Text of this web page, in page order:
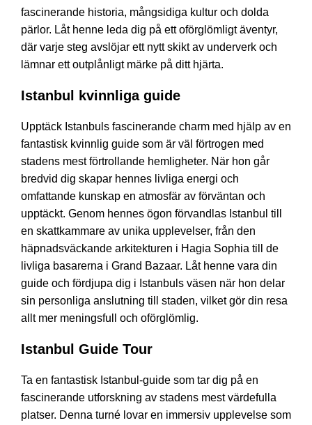
fascinerande historia, mångsidiga kultur och dolda
pärlor. Låt henne leda dig på ett oförglömligt äventyr,
där varje steg avslöjar ett nytt skikt av underverk och
lämnar ett outplånligt märke på ditt hjärta.
Istanbul kvinnliga guide
Upptäck Istanbuls fascinerande charm med hjälp av en
fantastisk kvinnlig guide som är väl förtrogen med
stadens mest förtrollande hemligheter. När hon går
bredvid dig skapar hennes livliga energi och
omfattande kunskap en atmosfär av förväntan och
upptäckt. Genom hennes ögon förvandlas Istanbul till
en skattkammare av unika upplevelser, från den
häpnadsväckande arkitekturen i Hagia Sophia till de
livliga basarerna i Grand Bazaar. Låt henne vara din
guide och fördjupa dig i Istanbuls väsen när hon delar
sin personliga anslutning till staden, vilket gör din resa
allt mer meningsfull och oförglömlig.
Istanbul Guide Tour
Ta en fantastisk Istanbul-guide som tar dig på en
fascinerande utforskning av stadens mest värdefulla
platser. Denna turné lovar en immersiv upplevelse som